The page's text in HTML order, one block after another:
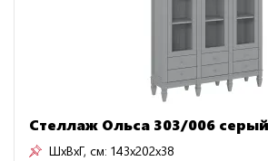
Стеллаж Ольса 303/006
ШxВxГ, см: 143x202x38